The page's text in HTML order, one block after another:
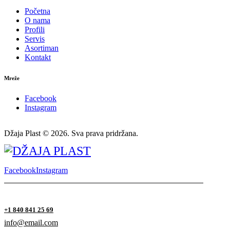
Početna
O nama
Profili
Servis
Asortiman
Kontakt
Mreže
Facebook
Instagram
Džaja Plast © 2026. Sva prava pridržana.
FacebookInstagram
+1 840 841 25 69
info@email.com